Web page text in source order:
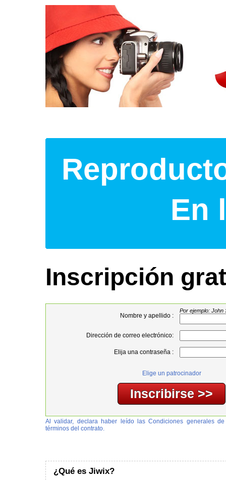
En
Inscripción
Nombre y apellido :
Por ejemplo: John
Dirección de correo electrónico:
Elija una contraseña :
Elige un patrocinador
Al validar, declara haber leído las Condiciones generales
términos del contrato.
¿Qué es Jiwix?